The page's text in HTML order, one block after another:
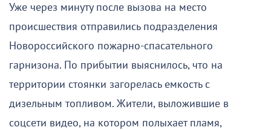
Уже через минуту после вызова на место
происшествия отправились подразделения
Новороссийского пожарно-спасательного
гарнизона. По прибытии выяснилось, что на
территории стоянки загорелась емкость с
дизельным топливом. Жители, выложившие в
соцсети видео, на котором полыхает пламя,